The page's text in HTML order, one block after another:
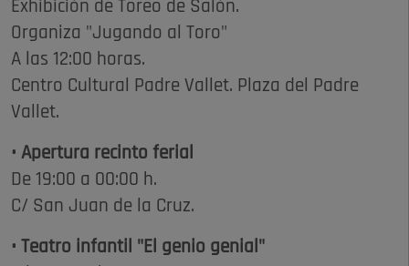
Exhibición de Toreo de Salón.
Organiza "Jugando al Toro"
A las 12:00 horas.
Centro Cultural Padre Vallet. Plaza del Padre
Vallet.
• Apertura recinto ferial
De 19:00 a 00:00 h.
C/ San Juan de la Cruz.
• Teatro infantil "El genio genial"